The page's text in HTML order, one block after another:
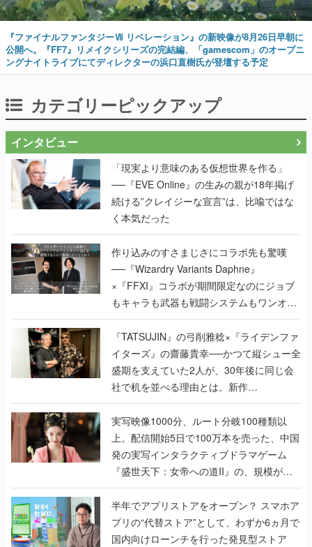
『ファイナルファンタジーⅦ リベレーション』の新映像が8月26日早朝に
公開へ。『FF7』リメイクシリーズの完結編、「gamescom」のオープニ
ングナイトライブにてディレクターの浜口直樹氏が登壇する予定
カテゴリーピックアップ
インタビュー
「現実より意味のある仮想世界を作る」
──『EVE Online』の生みの親が18年掲げ
続ける”クレイジーな宣言”は、比喩ではな
く本気だった
作り込みのすさまじさにコラボ先も驚嘆
──『Wizardry Variants Daphne』
×『FFXI』コラボが期間限定なのにジョブ
もキャラも武器も戦闘システムもワンオフ
で作り込まれた理由を両ディレクターに聞
く
『TATSUJIN』の弓削雅稔×『ライデンファ
イターズ』の齋藤貴幸──かつて縦シュー全
盛期を支えていた2人が、30年後に同じ会
社で机を並べる理由とは。新作
『TATSUJIN EXTREME』で初タッグを組
んだレジェンド2人に訊く開発秘話
実写映像1000分、ルート分岐100種類以
上。配信開始5日で100万本を売った、中国
発の実写インタラクティブドラマゲーム
『盛世天下：女帝への道II』の、規模が違
うこだわりをプロデューサーに聞いた
半年でアプリストアをオープン？ スマホア
プリの“代替ストア”として、わずか6ヵ月で
国内向けローンチを行った発見型ストア